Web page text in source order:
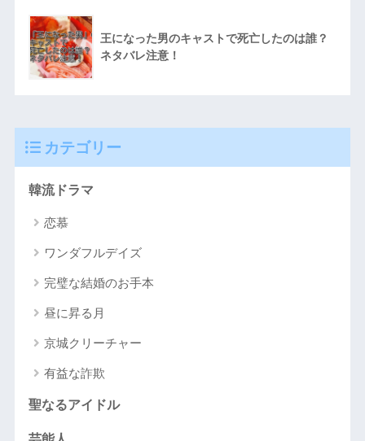
王になった男のキャストで死亡したのは誰？
ネタバレ注意！
カテゴリー
韓流ドラマ
恋慕
ワンダフルデイズ
完璧な結婚のお手本
昼に昇る月
京城クリーチャー
有益な詐欺
聖なるアイドル